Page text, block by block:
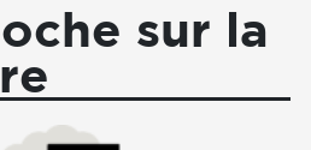
sur la